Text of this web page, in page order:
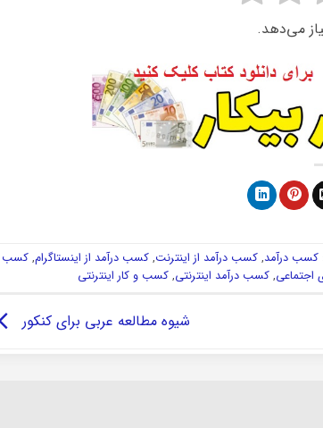
می‌دهد.
کسب درآمد, کسب درآمد از اینترنت, کسب درآمد از اینستاگرام, کسب
اجتماعی, کسب درآمد اینترنتی, کسب و کار اینترنتی
شیوه مطالعه عربی برای کنکور